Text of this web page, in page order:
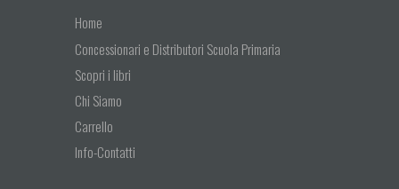
Home
Concessionari e Distributori Scuola Primaria
Scopri i libri
Chi Siamo
Carrello
Info-Contatti